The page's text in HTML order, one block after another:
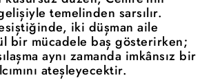
temelinden sarsılır.
iki düşman aile
bir mücadele baş gösterirken;
aynı zamanda imkânsız bir
ateşleyecektir.